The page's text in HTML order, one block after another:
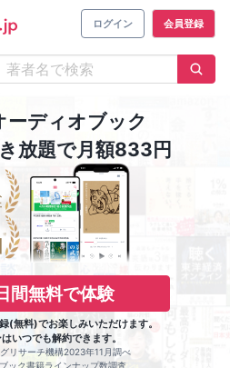
ログイン 会員登録
ーディオブック
放題で月額833円
間無料で体験
無料)でお楽しみいただけます。
いつでも解約できます。
リサーチ機構2023年11月調べ
ック書籍ラインナップ数調査